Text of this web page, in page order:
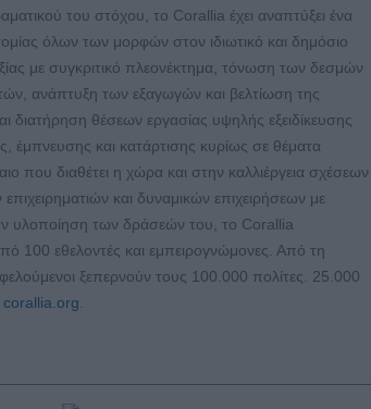
του στόχου, το Corallia έχει αναπτύξει ένα
όλων των μορφών στον ιδιωτικό και δημόσιο
με συγκριτικό πλεονέκτημα, τόνωση των δεσμών
ανάπτυξη των εξαγωγών και βελτίωση της
διατήρηση θέσεων εργασίας υψηλής εξειδίκευσης
και κατάρτισης κυρίως σε θέματα
που διαθέτει η χώρα και στην καλλιέργεια σχέσεων
και δυναμικών επιχειρήσεων με
υλοποίηση των δράσεών του, το Corallia
100 εθελοντές και εμπειρογνώμονες. Από τη
ξεπερνούν τους 100.000 πολίτες. 25.000
corallia.org.